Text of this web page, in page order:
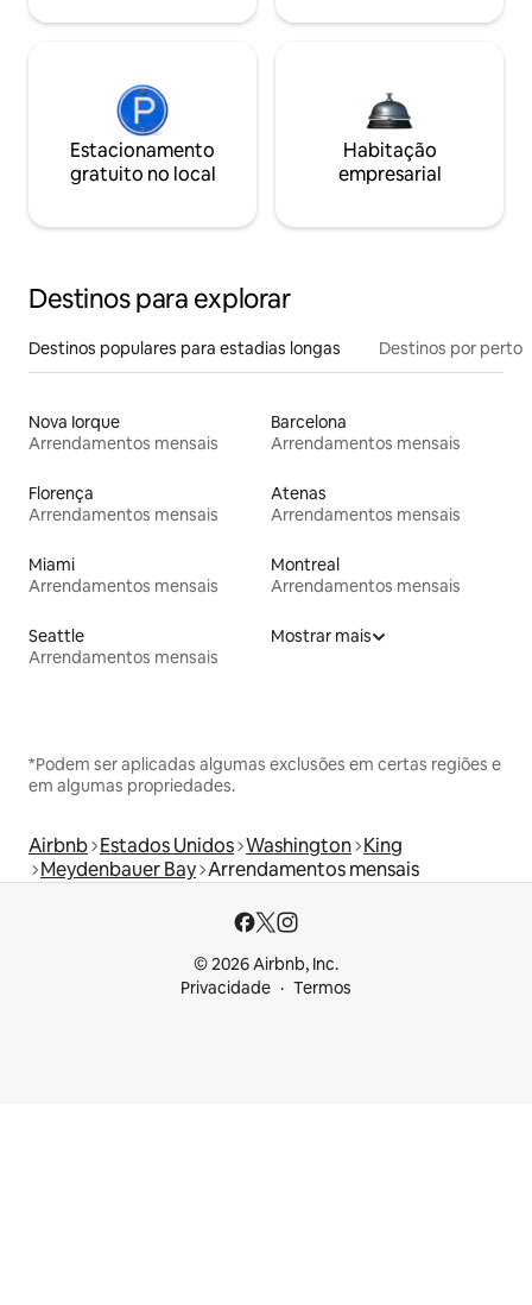
Estacionamento
gratuito no local
Habitação
empresarial
Destinos para explorar
Destinos populares para estadias longas Destinos por perto
Nova Iorque
Arrendamentos mensais
Barcelona
Arrendamentos mensais
Florença
Arrendamentos mensais
Atenas
Arrendamentos mensais
Miami
Arrendamentos mensais
Montreal
Arrendamentos mensais
Seattle
Arrendamentos mensais
Mostrar mais
*Podem ser aplicadas algumas exclusões em certas regiões e
em algumas propriedades.
Airbnb Estados Unidos Washington King
Meydenbauer Bay Arrendamentos mensais
© 2026 Airbnb, Inc.
Privacidade
Termos